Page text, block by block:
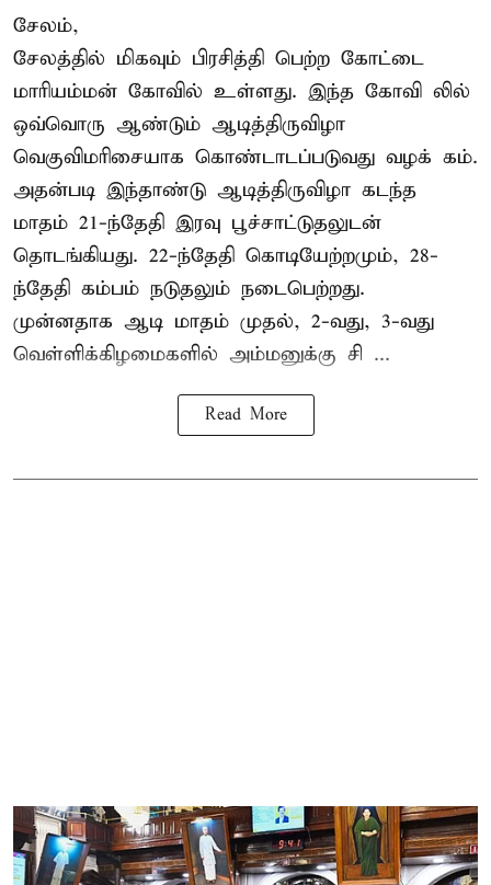
சேலம்,
சேலத்தில் மிகவும் பிரசித்தி பெற்ற கோட்டை
மாரியம்மன் கோவில் உள்ளது. இந்த கோவி லில்
ஒவ்வொரு ஆண்டும் ஆடித்திருவிழா
வெகுவிமரிசையாக கொண்டாடப்படுவது வழக் கம்.
அதன்படி இந்தாண்டு ஆடித்திருவிழா கடந்த
மாதம் 21-ந்தேதி இரவு பூச்சாட்டுதலுடன்
தொடங்கியது. 22-ந்தேதி கொடியேற்றமும், 28-
ந்தேதி கம்பம் நடுதலும் நடைபெற்றது.
முன்னதாக ஆடி மாதம் முதல், 2-வது, 3-வது
வெள்ளிக்கிழமைகளில் அம்மனுக்கு சி ...
Read More